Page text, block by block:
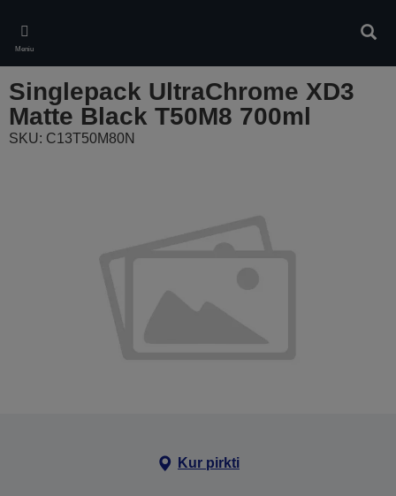
main
content
Meniu
Singlepack UltraChrome XD3
Matte Black T50M8 700ml
SKU: C13T50M80N
Kur pirkti